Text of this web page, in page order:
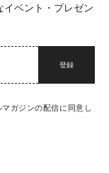
イベント・プレゼン
登録
ガジンの配信に同意し